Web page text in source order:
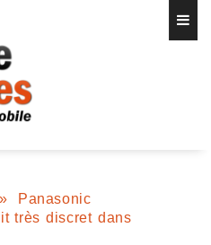
»
Panasonic
très discret dans